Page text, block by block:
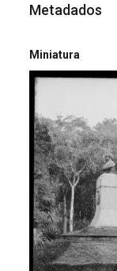
Metadados
Miniatura